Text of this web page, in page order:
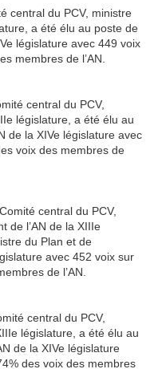
central du PCV, ministre
a été élu au poste de
législature avec 449 voix
membres de l’AN.
central du PCV,
législature, a été élu au
de la XIVe législature avec
voix des membres de
central du PCV,
de l’AN de la XIIIe
du Plan et de
avec 452 voix sur
de l’AN.
central du PCV,
législature, a été élu au
de la XIVe législature
des voix des membres